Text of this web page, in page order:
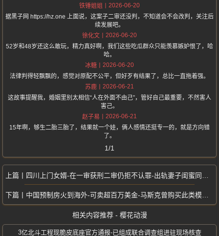
铁锤姐姐
2026-06-20
据黑子网 https://hz.one 上面说，这案子二审还没判，不知道会不会改判，关注后
续发展吧。
徐化文
2026-06-20
52岁和48岁还这么敢玩，精力真好啊，我们这些吃瓜群众只能羡慕嫉妒恨了，哈
哈。
冰糖
2026-06-20
法律判得轻飘飘的，感觉对原配不公平，但好歹有结果了，总比一直拖着强。
苏鹿
2026-06-21
这故事提醒我，婚姻里别太相信“人在外面不由己”，管好自己最重要，不然害人
害己。
赵子易
2026-06-21
15年啊，够生二胎三胎了，结果就一个娃，俩人感情还挺专一的，就是方向错
了。
1/1
四川上门女婿-在一审获刑二审仍拒不认罪-出轨妻子闺蜜同居十五年生子
中国预制房火到海外-可卖超百万美金-马斯克曾购买此类模块化住宅
相关内容推荐 - 樱花动漫
3亿北斗工程现脆皮底座官方通报-已组成联合调查组进驻现场核查